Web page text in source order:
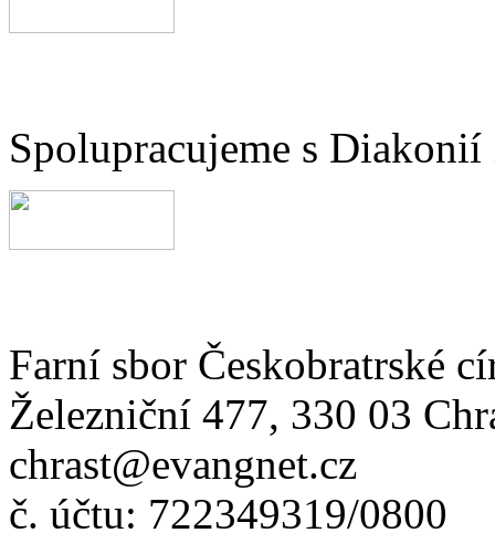
Spolupracujeme s Diakonií
Farní sbor Českobratrské
Železniční 477, 330 03
chrast@evangnet.cz
č. účtu: 722349319/0800